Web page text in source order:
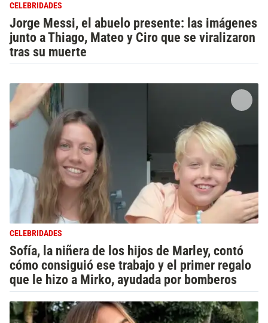
CELEBRIDADES
Jorge Messi, el abuelo presente: las imágenes
junto a Thiago, Mateo y Ciro que se viralizaron
tras su muerte
CELEBRIDADES
Sofía, la niñera de los hijos de Marley, contó
cómo consiguió ese trabajo y el primer regalo
que le hizo a Mirko, ayudada por bomberos